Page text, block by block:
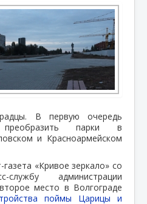
В первую очередь
парки в
и Красноармейском
«Кривое зеркало» со
администрации
место в Волгограде
поймы Царицы и